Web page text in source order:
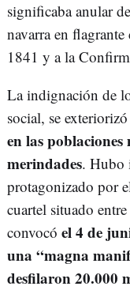
significaba anular
navarra en
1841 y a la
La indignación de
social, se exteriorizó
en las
merindades. Hubo
protagonizado por
cuartel situado
convocó el4 de
una “magna
desfilaron 20.000